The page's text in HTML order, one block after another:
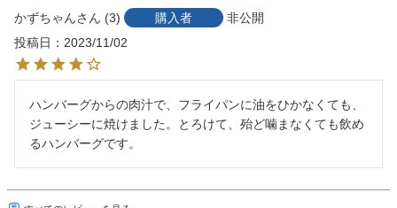
かずちゃん 3 購入者
非公開
投稿日
2023/11/02
ハンバーグからの肉汁で、フライパンに油をひかなくても、
ジューシーに焼けました。とろけて、殆ど噛まなくても飲め
るハンバーグです。